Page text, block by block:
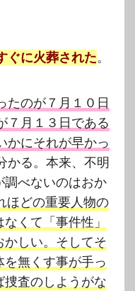
ぐに火葬された。
たのが７月１０日
７月１３日である
かにそれが早かっ
かる。本来、不明
調べないのはおか
ほどの重要人物の
くて「事件性」
かしい。そしてそ
無くす事が手っ
査のしようがな